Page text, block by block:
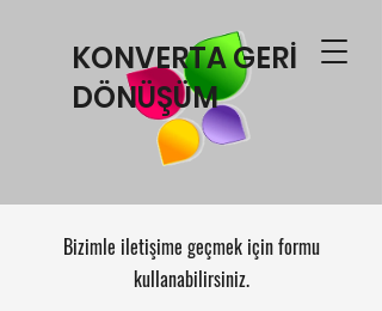
KONVERTA GERİ
DÖNÜŞÜM
Bizimle iletişime geçmek için formu
kullanabilirsiniz.